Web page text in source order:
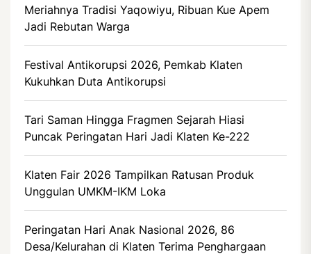
Meriahnya Tradisi Yaqowiyu, Ribuan Kue Apem
Jadi Rebutan Warga
Festival Antikorupsi 2026, Pemkab Klaten
Kukuhkan Duta Antikorupsi
Tari Saman Hingga Fragmen Sejarah Hiasi
Puncak Peringatan Hari Jadi Klaten Ke-222
Klaten Fair 2026 Tampilkan Ratusan Produk
Unggulan UMKM-IKM Loka
Peringatan Hari Anak Nasional 2026, 86
Desa/Kelurahan di Klaten Terima Penghargaan